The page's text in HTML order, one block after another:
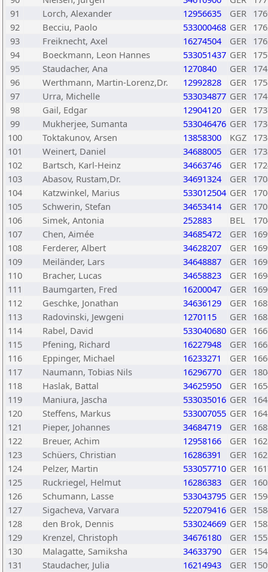
91
Lorch, Alexander 12956635 GER
92
Becciu, Paolo 533000468 GER
93
Freiknecht, Axel 16274504 GER
94
Boeckmann, Leon Hannes 533051437 GER
95
Staudacher, Ana 1270840 GER
96
Werthmann, Martin-Lorenz,Dr. 12992828 GER
97
Urra, Michelle 533034877 GER
98
Gail, Edgar 12904120 GER
99
Mukherjee, Sumanta 533046476 GER
100
Toktakunov, Arsen 13858300 KGZ
101
Weinert, Daniel 34688005 GER
102
Bartsch, Karl-Heinz 34663746 GER
103
Abasov, Rustam,Dr. 34691324 GER
104
Katzwinkel, Marius 533012504 GER
105
Schwerin, Stefan 34653414 GER
106
Simek, Antonia 252883 BEL
107
Chen, Aimée 34685472 GER
108
Ferderer, Albert 34628207 GER
109
Meiländer, Lars 34648887 GER
110
Bracher, Lucas 34658823 GER
111
Baumgarten, Fred 16200047 GER
112
Geschke, Jonathan 34636129 GER
113
Radovinski, Jewgeni 1270115 GER
114
Rabel, David 533040680 GER
115
Pfening, Richard 16227948 GER
116
Eppinger, Michael 16233271 GER
117
Naumann, Tobias Nils 16296770 GER
118
Haslak, Battal 34625950 GER
119
Maniura, Jascha 533035016 GER
120
Steffens, Markus 533007055 GER
121
Pieper, Johannes 34684719 GER
122
Breuer, Achim 12958166 GER
123
Schüers, Christian 16286391 GER
124
Pelzer, Martin 533057710 GER
125
Ruckriegel, Helmut 16286383 GER
126
Schumann, Lasse 533043795 GER
127
Sigacheva, Varvara 522079416 GER
128
den Brok, Dennis 533024669 GER
129
Krenzel, Christoph 34676180 GER
130
Malagatte, Samiksha 34633790 GER
131
Staudacher, Julia 16214943 GER